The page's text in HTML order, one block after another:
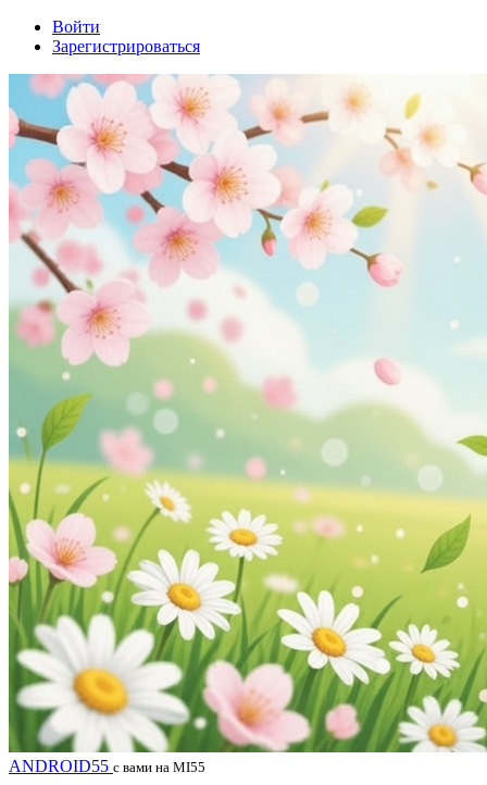
Войти
Зарегистрироваться
ANDROID55 с вами на MI55